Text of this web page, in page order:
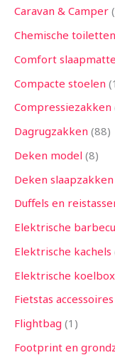
Caravan & Camper
Chemische toiletten
Comfort
Compacte stoelen
Compressiezakken
Dagrugzakken 88
Deken model 8
Deken slaapzakken
Duffels en
Elektrische
Elektrische kachels
Elektrische
Fietstas accessoires
Flightbag 1
Footprint en